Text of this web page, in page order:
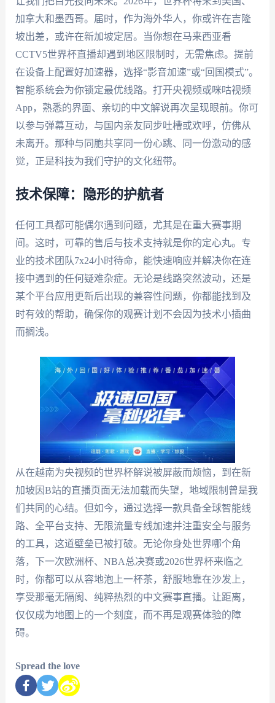
加拿大和墨西哥。届时，作为海外华人，你或许在吉隆
坡出差，或许在新加坡定居。当你想在马来西亚看
CCTV5世界杯直播却遇到地区限制时，无需焦虑。提前
在设备上配置好加速器，选择“影音加速”或“回国模式”。
智能系统会为你锁定最优线路。打开央视频或咪咕视频
App，熟悉的界面、亲切的中文解说再次呈现眼前。你可
以参与弹幕互动，与国内亲友同步吐槽或欢呼，仿佛从
未离开。那种与同胞共享同一份心跳、同一份激动的感
觉，正是科技为我们守护的文化纽带。
技术保障：隐形的护航者
任何工具都可能偶尔遇到问题，尤其是在重大赛事期
间。这时，可靠的售后与技术支持就是你的定心丸。专
业的技术团队7x24小时待命，能快速响应并解决你在连
接中遇到的任何疑难杂症。无论是线路突然波动，还是
某个平台应用更新后出现的兼容性问题，你都能找到及
时有效的帮助，确保你的观赛计划不会因为技术小插曲
而搁浅。
从在越南为央视频的世界杯解说被屏蔽而烦恼，到在新
加坡因B站的直播页面无法加载而失望，地域限制曾是我
们共同的心结。但如今，通过选择一款具备全球智能线
路、全平台支持、无限流量专线加速并注重安全与服务
的工具，这道壁垒已被打破。无论你身处世界哪个角
落，下一次欧洲杯、NBA总决赛或2026世界杯来临之
时，你都可以从容地泡上一杯茶，舒服地靠在沙发上，
享受那毫无隔阂、纯粹热烈的中文赛事直播。让距离，
仅仅成为地图上的一个刻度，而不再是观赛体验的障
碍。
Spread the love